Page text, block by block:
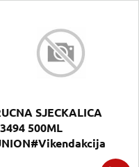
SJECKALICA
500ML